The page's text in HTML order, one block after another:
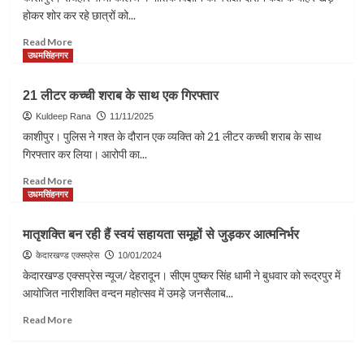
नाबालिग
को
होकर शोर कर रहे छात्रों को...
Read MoreRead
में
चल
रही
थी
परीक्षा,
बाहर
प्राध्यापक
और
छात्र
उधमसिंहनगर
21 लीटर कच्ची शराब के साथ एक गिरफ्तार
Kuldeep Rana 11/11/2025
काशीपुर। पुलिस ने गश्त के दौरान एक व्यक्ति को 21 लीटर कच्ची शराब के साथ
गिरफ्तार कर लिया। आरोपी का...
Read MoreRead
लीटर
कच्ची
शराब
के
साथ
एक
उधमसिंहनगर
मातृशक्ति बन रही हैं स्वयं सहायता समूहों से जुड़कर आत्मनिर्भर
केदारखण्ड एक्सप्रेस 10/01/2024
केदारखण्ड एक्सप्रेस न्यूज/ देहरादून। सीएम पुष्कर सिंह धामी ने बुधवार को रूद्रपुर में
आयोजित नारीशक्ति वन्दन महोत्सव में उमड़े जनसैलाब...
Read MoreRead